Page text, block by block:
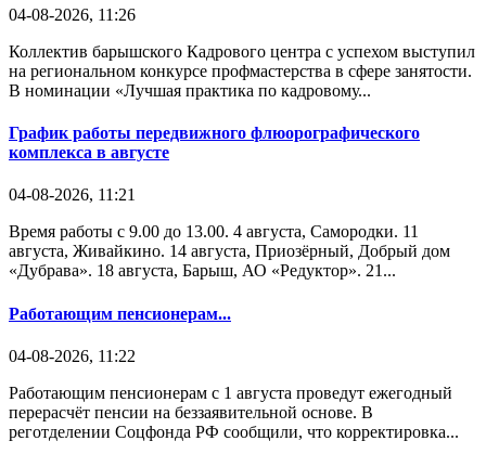
04-08-2026, 11:26
Коллектив барышского Кадрового центра с успехом выступил
на региональном конкурсе профмастерства в сфере занятости.
В номинации «Лучшая практика по кадровому...
График работы передвижного флюорографического
комплекса в августе
04-08-2026, 11:21
Время работы с 9.00 до 13.00. 4 августа, Самородки. 11
августа, Живайкино. 14 августа, Приозёрный, Добрый дом
«Дубрава». 18 августа, Барыш, АО «Редуктор». 21...
Работающим пенсионерам...
04-08-2026, 11:22
Работающим пенсионерам с 1 августа проведут ежегодный
перерасчёт пенсии на беззаявительной основе. В
реготделении Соцфонда РФ сообщили, что корректировка...